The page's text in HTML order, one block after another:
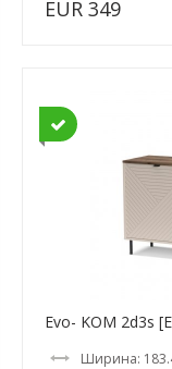
EUR 349
Evo- KOM 2d3s
Ширина: